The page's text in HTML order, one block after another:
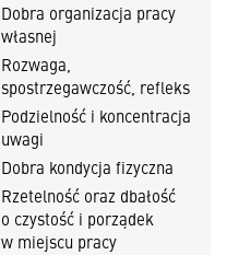
Dobra organizacja pracy
własnej
Rozwaga,
spostrzegawczość, refleks
Podzielność i koncentracja
uwagi
Dobra kondycja fizyczna
Rzetelność oraz dbałość
o czystość i porządek
w miejscu pracy